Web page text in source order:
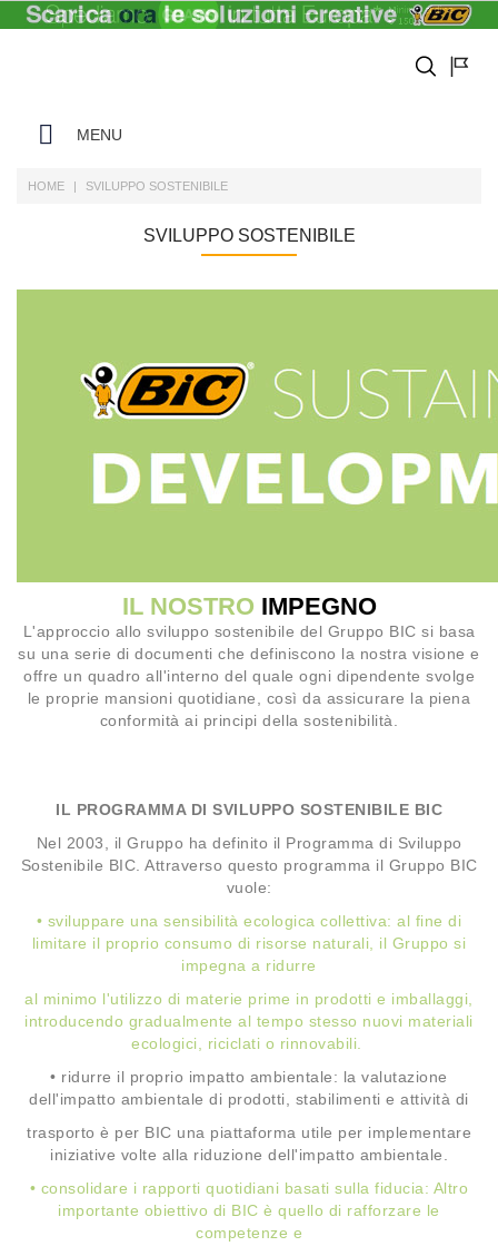
MENU
HOME SVILUPPO SOSTENIBILE
SVILUPPO SOSTENIBILE
IL NOSTRO IMPEGNO
L'approccio allo sviluppo sostenibile del Gruppo BIC si basa
su una serie di documenti che definiscono la nostra visione e
offre un quadro all'interno del quale ogni dipendente svolge
le proprie mansioni quotidiane, così da assicurare la piena
conformità ai principi della sostenibilità.
IL PROGRAMMA DI SVILUPPO SOSTENIBILE BIC
Nel 2003, il Gruppo ha definito il Programma di Sviluppo
Sostenibile BIC. Attraverso questo programma il Gruppo BIC
vuole:
• sviluppare una sensibilità ecologica collettiva: al fine di
limitare il proprio consumo di risorse naturali, il Gruppo si
impegna a ridurre
al minimo l'utilizzo di materie prime in prodotti e imballaggi,
introducendo gradualmente al tempo stesso nuovi materiali
ecologici, riciclati o rinnovabili.
• ridurre il proprio impatto ambientale: la valutazione
dell'impatto ambientale di prodotti, stabilimenti e attività di
trasporto è per BIC una piattaforma utile per implementare
iniziative volte alla riduzione dell'impatto ambientale.
• consolidare i rapporti quotidiani basati sulla fiducia: Altro
importante obiettivo di BIC è quello di rafforzare le
competenze e